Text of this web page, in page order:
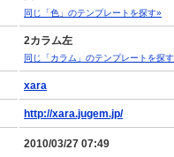
同じ「色」のテンプレートを探す»
2カラム左
同じ「カラム」のテンプレートを探
xara
http://xara.jugem.jp/
2010/03/27 07:49